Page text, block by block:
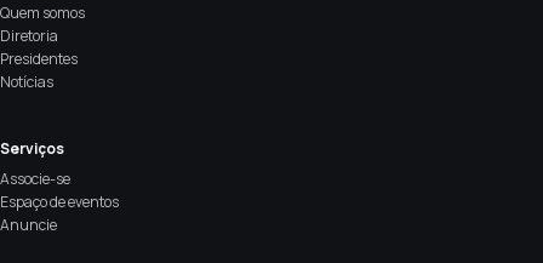
Quem somos
Diretoria
Presidentes
Notícias
Serviços
Associe-se
Espaço de eventos
Anuncie